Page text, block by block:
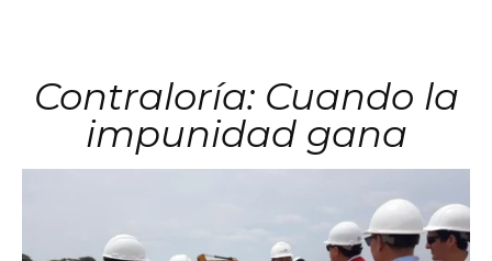
Contraloría: Cuando la
impunidad gana